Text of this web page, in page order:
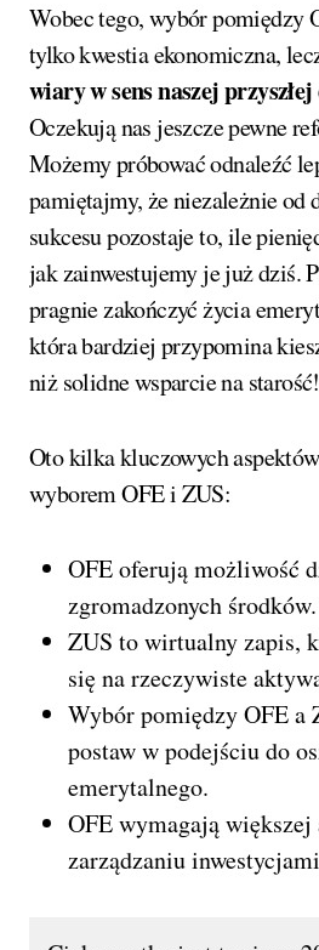
Wobec tego, wybór pomiędzy
tylko kwestia ekonomiczna,
wiary w sens naszej
Oczekują nas jeszcze pewne
Możemy próbować odnaleźć
pamiętajmy, że niezależnie od
sukcesu pozostaje to, ile
jak zainwestujemy je już dziś.
pragnie zakończyć życia
która bardziej przypomina
niż solidne wsparcie na starość!
Oto kilka kluczowych
wyborem OFE i ZUS:
OFE oferują możliwość
zgromadzonych środków.
ZUS to wirtualny zapis,
się na rzeczywiste
Wybór pomiędzy OFE a
postaw w podejściu do
emerytalnego.
OFE wymagają
zarządzaniu